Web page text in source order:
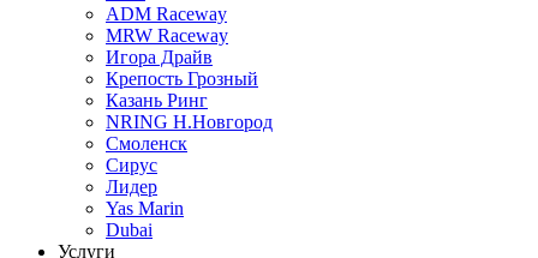
ADM Raceway
MRW Raceway
Игора Драйв
Крепость Грозный
Казань Ринг
NRING Н.Новгород
Смоленск
Сирус
Лидер
Yas Marin
Dubai
Услуги